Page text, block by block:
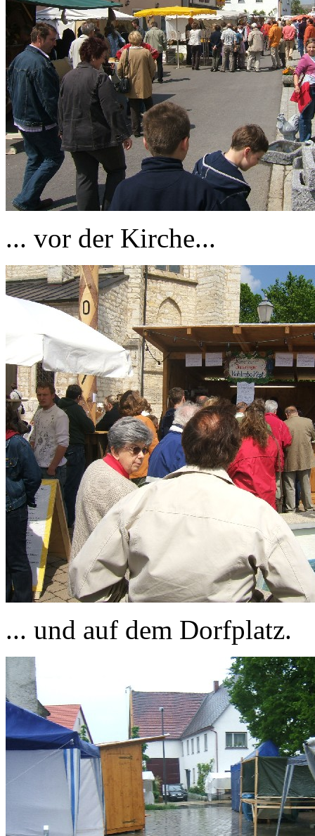
... vor der Kirche...
... und auf dem Dorfplatz.